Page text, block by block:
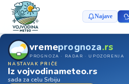
Najave
vremeprognoza.rs
PROGNOZA · RADAR · UPOZORENJA
NASTAVAK PRIČE
Iz vojvodinameteo.rs
sada za celu Srbiju